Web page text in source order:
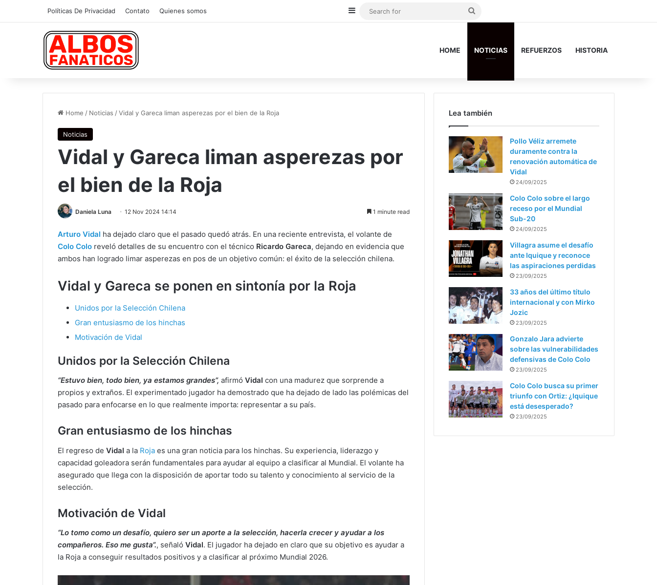
Políticas De Privacidad Contato Quienes somos Sidebar
HOME NOTICIAS REFUERZOS HISTORIA
Home / Noticias /Vidal y Gareca liman asperezas por el bien de la Roja
Noticias
Vidal y Gareca liman asperezas por
el bien de la Roja
Daniela Luna 12 Nov 2024 14:14 1 minute read
Arturo Vidal ha dejado claro que el pasado quedó atrás. En una reciente entrevista, el volante de
Colo Colo reveló detalles de su encuentro con el técnico Ricardo Gareca, dejando en evidencia que
ambos han logrado limar asperezas en pos de un objetivo común: el éxito de la selección chilena.
Vidal y Gareca se ponen en sintonía por la Roja
Unidos por la Selección Chilena
Gran entusiasmo de los hinchas
Motivación de Vidal
Unidos por la Selección Chilena
“Estuvo bien, todo bien, ya estamos grandes”, afirmó Vidal con una madurez que sorprende a
propios y extraños. El experimentado jugador ha demostrado que ha dejado de lado las polémicas del
pasado para enfocarse en lo que realmente importa: representar a su país.
Gran entusiasmo de los hinchas
El regreso de Vidal a la Roja es una gran noticia para los hinchas. Su experiencia, liderazgo y
capacidad goleadora serán fundamentales para ayudar al equipo a clasificar al Mundial. El volante ha
asegurado que llega con la disposición de aportar todo su talento y conocimiento al servicio de la
selección.
Motivación de Vidal
“Lo tomo como un desafío, quiero ser un aporte a la selección, hacerla crecer y ayudar a los
compañeros. Eso me gusta“., señaló Vidal. El jugador ha dejado en claro que su objetivo es ayudar a
la Roja a conseguir resultados positivos y a clasificar al próximo Mundial 2026.
Lea también
Pollo Véliz arremete
duramente contra la
renovación automática de
Vidal
24/09/2025
Colo Colo sobre el largo
receso por el Mundial
Sub-20
24/09/2025
Villagra asume el desafío
ante Iquique y reconoce
las aspiraciones perdidas
23/09/2025
33 años del último título
internacional y con Mirko
Jozic
23/09/2025
Gonzalo Jara advierte
sobre las vulnerabilidades
defensivas de Colo Colo
23/09/2025
Colo Colo busca su primer
triunfo con Ortiz: ¿Iquique
está desesperado?
23/09/2025